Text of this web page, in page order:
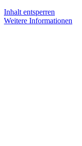
Inhalt entsperren
Weitere Informationen